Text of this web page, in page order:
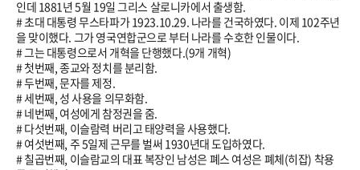
인데 1881년 5월 19일 그리스 살로니카에서 출생함.
# 초대 대통령 무스타파가1923.10.29. 나라를 건국하였다. 이제 102주년
을 맞이했다. 그가 영국연합군으로 부터 나라를 수호한 인물이다.
# 그는 대통령으로서 개혁을 단행했다.(9개 개혁)
# 첫번째, 종교와 정치를 분리함.
# 두번째, 문자를 제정.
# 세번째, 성 사용을 의무화함.
# 네번째, 여성에게 참정권을 줌.
# 다섯번째, 이슬람력 버리고 태양력을 사용했다.
# 여섯번째, 주 5일제 근무를 벌써 1930년대 도입하였다.
# 칠곱번째, 이슬람교의 대표 복장인 남성은 폐스 여성은 폐체(히잡) 착용